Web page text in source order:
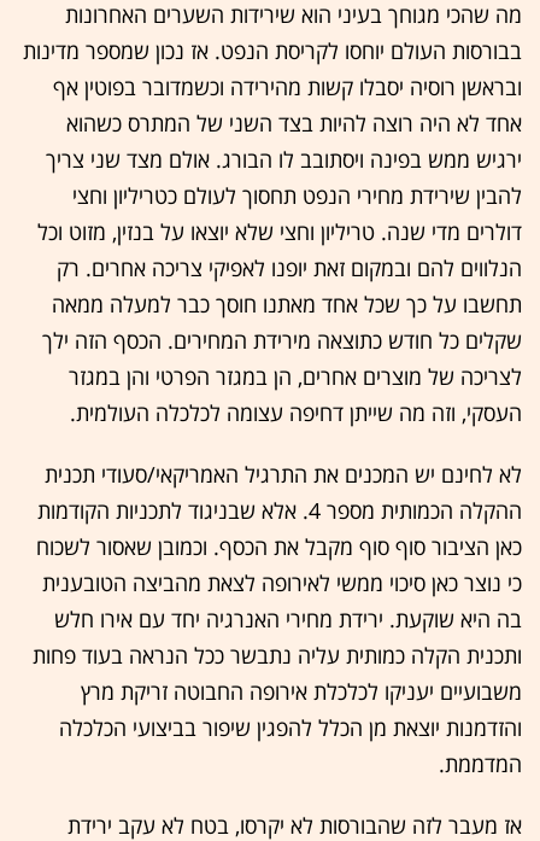
מה שהכי מגוחך בעיני הוא שירידות השערים האחרונות
בבורסות העולם יוחסו לקריסת הנפט. אז נכון שמספר מדינות
ובראשן רוסיה יסבלו קשות מהירידה וכשמדובר בפוטין אף
אחד לא היה רוצה להיות בצד השני של המתרס כשהוא
ירגיש ממש בפינה ויסתובב לו הבורג. אולם מצד שני צריך
להבין שירידת מחירי הנפט תחסוך לעולם כטריליון וחצי
דולרים מדי שנה. טריליון וחצי שלא יוצאו על בנזין, מזוט וכל
הנלווים להם ובמקום זאת יופנו לאפיקי צריכה אחרים. רק
תחשבו על כך שכל אחד מאתנו חוסך כבר למעלה ממאה
שקלים כל חודש כתוצאה מירידת המחירים. הכסף הזה ילך
לצריכה של מוצרים אחרים, הן במגזר הפרטי והן במגזר
העסקי, וזה מה שייתן דחיפה עצומה לכלכלה העולמית.
לא לחינם יש המכנים את התרגיל האמריקאי/סעודי תכנית
ההקלה הכמותית מספר 4. אלא שבניגוד לתכניות הקודמות
כאן הציבור סוף סוף מקבל את הכסף. וכמובן שאסור לשכוח
כי נוצר כאן סיכוי ממשי לאירופה לצאת מהביצה הטובענית
בה היא שוקעת. ירידת מחירי האנרגיה יחד עם אירו חלש
ותכנית הקלה כמותית עליה נתבשר ככל הנראה בעוד פחות
משבועיים יעניקו לכלכלת אירופה החבוטה זריקת מרץ
והזדמנות יוצאת מן הכלל להפגין שיפור בביצועי הכלכלה
המדממת.
אז מעבר לזה שהבורסות לא יקרסו, בטח לא עקב ירידת